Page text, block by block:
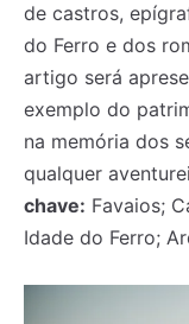
de castros,
do Ferro e dos
artigo será
exemplo do
na memória dos
qualquer
chave: Favaios;
Idade do Ferro;